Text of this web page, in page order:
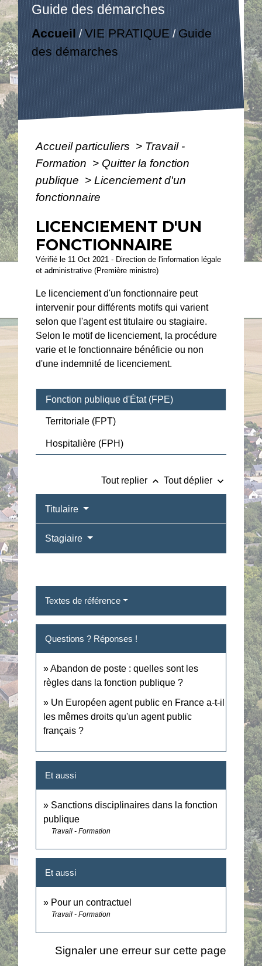
Guide des démarches
Accueil /VIE PRATIQUE / Guide
des démarches
Accueil particuliers > Travail -
Formation > Quitter la fonction
publique > Licenciement d'un
fonctionnaire
LICENCIEMENT D'UN
FONCTIONNAIRE
Vérifié le 11 Oct 2021 - Direction de l'information légale
et administrative (Première ministre)
Le licenciement d'un fonctionnaire peut
intervenir pour différents motifs qui varient
selon que l'agent est titulaire ou stagiaire.
Selon le motif de licenciement, la procédure
varie et le fonctionnaire bénéficie ou non
d'une indemnité de licenciement.
Fonction publique d'État (FPE)
Territoriale (FPT)
Hospitalière (FPH)
Tout replier keyboard_arrow_up Tout déplier keyboard_arrow_down
Titulaire
Stagiaire
Textes de référence
Questions ? Réponses !
Abandon de poste : quelles sont les
règles dans la fonction publique ?
Un Européen agent public en France a-t-il
les mêmes droits qu'un agent public
français ?
Et aussi
Sanctions disciplinaires dans la fonction
publique
Travail - Formation
Et aussi
Pour un contractuel
Travail - Formation
Signaler une erreur sur cette page